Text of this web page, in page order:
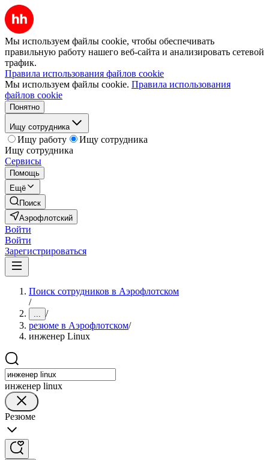
Мы используем файлы cookie, чтобы обеспечивать
правильную работу нашего веб-сайта и анализировать сетевой
трафик.
Правила использования файлов cookie
Мы используем файлы cookie. Правила использования
файлов cookie
Понятно
Ищу сотрудника
Ищу работу
Ищу сотрудника
Ищу сотрудника
Сервисы
Помощь
Ещё
Поиск
Аэрофлотский
Войти
Войти
Зарегистрироваться
Поиск сотрудников в Аэрофлотском
/
... /
резюме в Аэрофлотском/
инженер Linux
инженер linux
Резюме